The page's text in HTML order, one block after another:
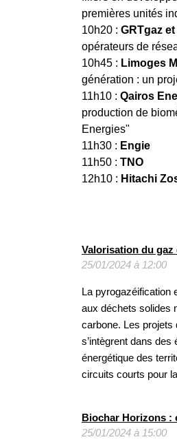
premières unités
10h20 : GRTgaz
opérateurs de
10h45 : Limoges
génération : un
11h10 : Qairos
production de
Energies"
11h30 : Engie
11h50 : TNO
12h10 : Hitachi
Valorisation du
25/01/2024 à 12:00
La pyrogazéification
aux déchets solides
carbone. Les
s’intègrent dans
énergétique des
circuits courts pour
Biochar Horizons :
25/01/2024 à 15:00